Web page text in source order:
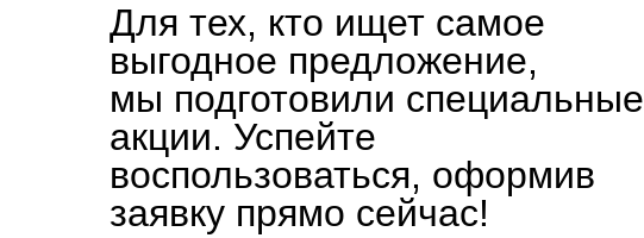
Для тех, кто ищет самое
выгодное предложение,
мы подготовили специальные
акции. Успейте
воспользоваться, оформив
заявку прямо сейчас!